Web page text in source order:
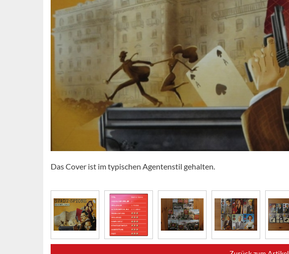
Das Cover ist im typischen Agentenstil gehalten.